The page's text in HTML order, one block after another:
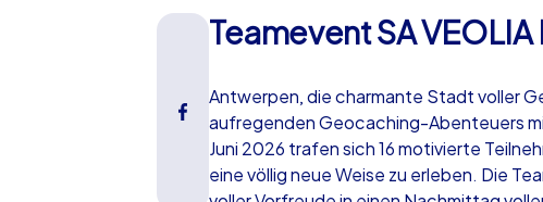
Teamevent SA
Antwerpen, die charmante Stadt voller
aufregenden Geocaching-Abenteuers
Juni 2026 trafen sich 16 motivierte
eine völlig neue Weise zu erleben. Die